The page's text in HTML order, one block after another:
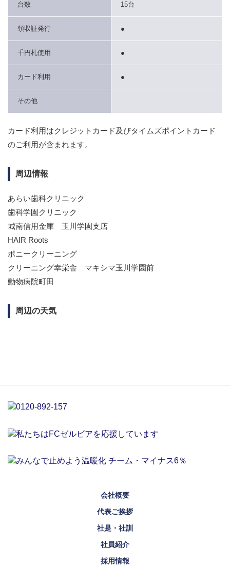
台数 15台
領収証発行 ●
千円札使用 ●
カード利用 ●
その他
カード利用はクレジットカード及びタイムズポイントカード
のご利用が含まれます。
周辺情報
あらい歯科クリニック
歯科学園クリニック
城南信用金庫 玉川学園支店
HAIR Roots
ポニークリーニング
クリーニング幸栄舎 マキシマ玉川学園前
動物病院町田
周辺の天気
会社概要
代表ご挨拶
社是・社訓
社員紹介
採用情報